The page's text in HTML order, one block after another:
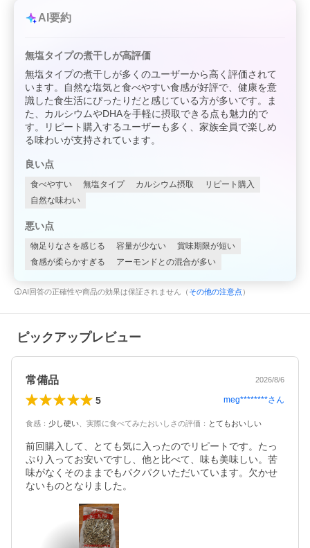
AI要約
無塩タイプの煮干しが高評価
無塩タイプの煮干しが多くのユーザーから高く評価されて
います。自然な塩気と食べやすい食感が好評で、健康を意
識した食生活にぴったりだと感じている方が多いです。ま
た、カルシウムやDHAを手軽に摂取できる点も魅力的で
す。リピート購入するユーザーも多く、家族全員で楽しめ
る味わいが支持されています。
良い点
食べやすい 無塩タイプ カルシウム摂取
リピート購入
自然な味わい
悪い点
物足りなさを感じる 容量が少ない
賞味期限が短い
食感が柔らかすぎる
アーモンドとの混合が多い
AI回答の正確性や商品の効果は保証されません（ その他の注意点 ）
ピックアップレビュー
常備品 2026/8/6
5 meg********さん
食感 ： 少し硬い 実際に食べてみたおいしさの評価 ： とてもおいしい
前回購入して、とても気に入ったのでリピートです。たっ
ぷり入ってお安いですし、他と比べて、味も美味しい。苦
味がなくそのままでもパクパクいただいています。欠かせ
ないものとなりました。